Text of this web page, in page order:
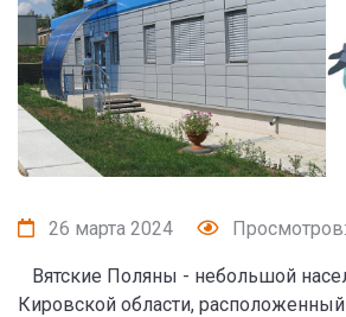
26 марта 2024
Вятские Поляны - небольшой
Кировской области, расположенный